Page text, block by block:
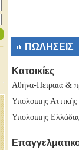
ΠΩΛΗΣΕΙΣ
Κατοικίες
Αθήνα-Πειραιά &
Υπόλοιπης Αττικής
Υπόλοιπης